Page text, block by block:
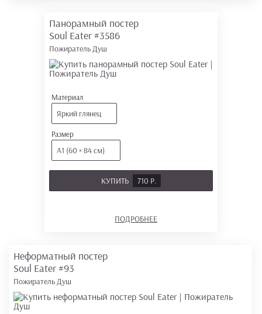
Панорамный постер
Soul Eater #3586
Пожиратель Душ
Материал
Яркий глянец
Размер
А1 (60 × 84 см)
КУПИТЬ 710 Р.
ПОДРОБНЕЕ
Неформатный постер
Soul Eater #93
Пожиратель Душ